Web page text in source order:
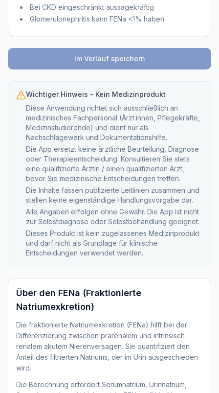
Bei CKD eingeschränkt aussagekräftig
Glomerulonephritis kann FENa <1% haben
Im Verlauf speichern
Wichtiger Hinweis – Kein Medizinprodukt
Diese Anwendung richtet sich ausschließlich an
medizinisches Fachpersonal (Ärzt:innen, Pflegekräfte,
Medizinstudierende) und dient nur als
Nachschlagewerk und Dokumentationshilfe.
Die App ersetzt keine ärztliche Beurteilung, Diagnose
oder Therapieentscheidung. Konsultieren Sie stets
eine qualifizierte Ärztin / einen qualifizierten Arzt,
bevor Sie medizinische Entscheidungen treffen.
Die Inhalte fassen publizierte Leitlinien zusammen und
stellen keine eigenständige Handlungsvorgabe dar.
Alle Angaben erfolgen ohne Gewähr. Die App ist nicht
zur Selbstdiagnose oder Selbstbehandlung geeignet.
Dieses Produkt ist kein zugelassenes Medizinprodukt
und darf nicht als Grundlage für klinische
Entscheidungen verwendet werden.
Über den FENa (Fraktionierte
Natriumexkretion)
Die fraktionierte Natriumexkretion (FENa) hilft bei der
Differenzierung zwischen prärenalem und intrinsisch
renalem akutem Nierenversagen. Sie quantifiziert den
Anteil des filtrierten Natriums, der im Urin ausgeschieden
wird.
Die Berechnung erfordert Serumnatrium, Urinnatrium,